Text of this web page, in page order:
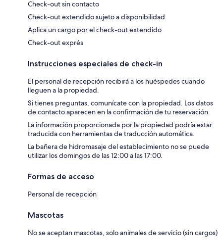
Check-out sin contacto
Check-out extendido sujeto a disponibilidad
Aplica un cargo por el check-out extendido
Check-out exprés
Instrucciones especiales de check-in
El personal de recepción recibirá a los huéspedes cuando
lleguen a la propiedad.
Si tienes preguntas, comunícate con la propiedad. Los datos
de contacto aparecen en la confirmación de tu reservación.
La información proporcionada por la propiedad podría estar
traducida con herramientas de traducción automática.
La bañera de hidromasaje del establecimiento no se puede
utilizar los domingos de las 12:00 a las 17:00.
Formas de acceso
Personal de recepción
Mascotas
No se aceptan mascotas, solo animales de servicio (sin cargos)